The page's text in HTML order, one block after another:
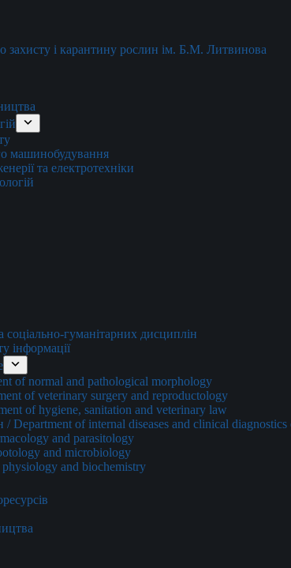
захисту і карантину рослин ім. Б.М. Литвинова
машинобудування
та електротехніки
гуманітарних дисциплін
інформації
of normal and pathological morphology
of veterinary surgery and reproductology
of hygiene, sanitation and veterinary law
/ Department of internal diseases and clinical
and parasitology
and microbiology
physiology and biochemistry